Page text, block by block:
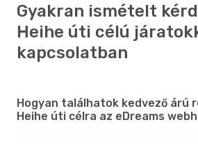
Gyakran ismételt
Heihe úti célú
kapcsolatban
Hogyan találhatok kedvező árú
Heihe úti célra az eDreams